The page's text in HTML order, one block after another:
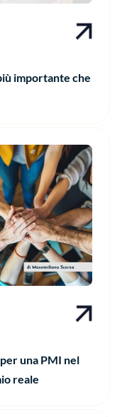
importante che
una PMI nel
reale